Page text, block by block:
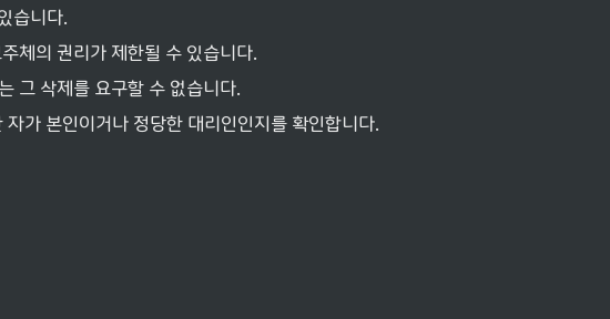
습니다.
체의 권리가 제한될 수 있습니다.
그 삭제를 요구할 수 없습니다.
가 본인이거나 정당한 대리인인지를 확인합니다.